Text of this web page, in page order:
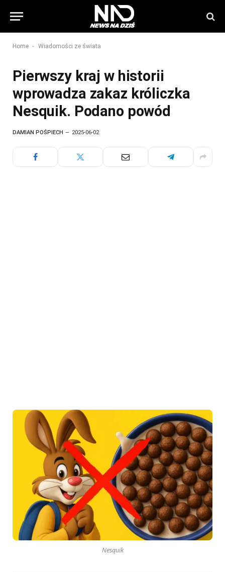
Home - Wiadomości ze świata
Pierwszy kraj w historii
wprowadza zakaz króliczka
Nesquik. Podano powód
DAMIAN POŚPIECH 2025-06-02
Nesquik